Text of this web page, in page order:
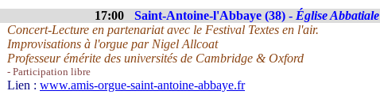
17:00 Saint-Antoine-l'Abbaye (38) - Église Abbatiale
Concert-Lecture en partenariat avec le Festival Textes en l'air.
Improvisations à l'orgue par Nigel Allcoat
Professeur émérite des universités de Cambridge & Oxford
- Participation libre
Lien : www.amis-orgue-saint-antoine-abbaye.fr